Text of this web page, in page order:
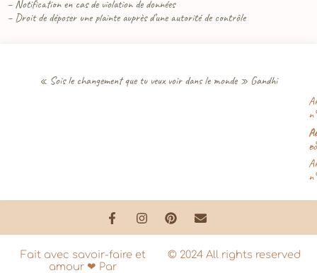
– Notification en cas de violation de données
– Droit de déposer une plainte auprès d’une autorité de contrôle
« Sois le changement que tu veux voir dans le monde » Gandhi
Fait avec savoir-faire et
amour ❤ Par
© 2024 All rights reserved